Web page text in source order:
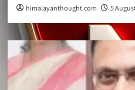
himalayanthought.com 5